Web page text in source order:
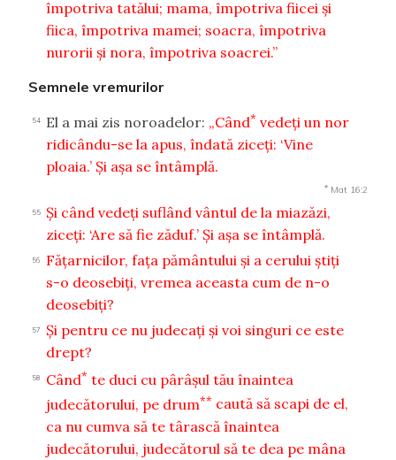
împotriva tatălui; mama, împotriva fiicei şi
fiica, împotriva mamei; soacra, împotriva
nurorii şi nora, împotriva soacrei.”
Semnele vremurilor
54 El a mai zis noroadelor: „Când* vedeţi un nor
ridicându-se la apus, îndată ziceţi: ‘Vine
ploaia.’ Şi aşa se întâmplă.
* Mat 16:2
55
Şi când vedeţi suflând vântul de la miazăzi,
ziceţi: ‘Are să fie zăduf.’ Şi aşa se întâmplă.
56
Făţarnicilor, faţa pământului şi a cerului ştiţi
s-o deosebiţi, vremea aceasta cum de n-o
deosebiţi?
57
Şi pentru ce nu judecaţi şi voi singuri ce este
drept?
58 Când* te duci cu pârâşul tău înaintea
judecătorului, pe drum** caută să scapi de el,
ca nu cumva să te târască înaintea
judecătorului, judecătorul să te dea pe mâna